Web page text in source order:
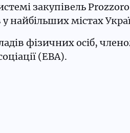
закупівель
найбільших містах
фізичних осіб,
(EBA).